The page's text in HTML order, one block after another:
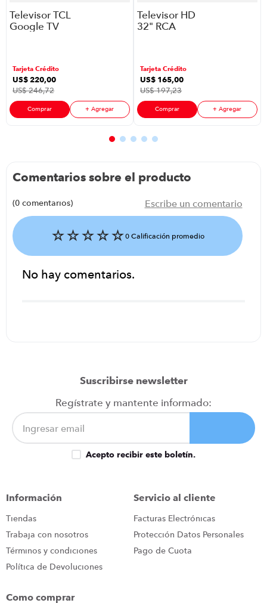
Televisor TCL
Google TV
Tarjeta Crédito
US$220,00
US$246,72
Comprar + Agregar
Televisor HD
32" RCA
Tarjeta Crédito
US$ 165,00
US$197,23
Comprar + Agregar
Comentarios sobre el producto
☆☆☆☆☆0 Calificación promedio
(0 comentarios) Escribe un comentario
★★
Dirección de email
Escribe un comentario
No hay comentarios.
Suscribirse newsletter
Regístrate y mantente informado:
Acepto recibir este boletín.
Información
Tiendas
Trabaja con nosotros
Términos y condiciones
Política de Devoluciones
Servicio al cliente
Facturas Electrónicas
Protección Datos Personales
Pago de Cuota
Como comprar